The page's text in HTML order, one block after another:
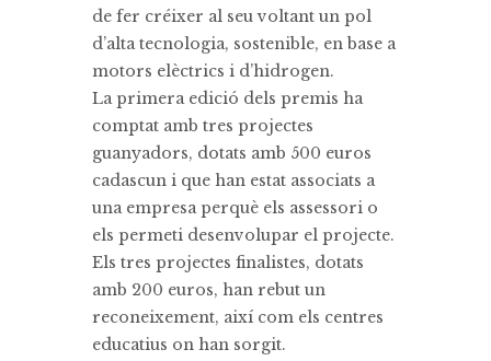
de fer créixer al seu voltant un pol
d’alta tecnologia, sostenible, en base a
motors elèctrics i d’hidrogen.
La primera edició dels premis ha
comptat amb tres projectes
guanyadors, dotats amb 500 euros
cadascun i que han estat associats a
una empresa perquè els assessori o
els permeti desenvolupar el projecte.
Els tres projectes finalistes, dotats
amb 200 euros, han rebut un
reconeixement, així com els centres
educatius on han sorgit.